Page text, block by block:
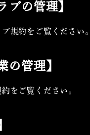
ブの管理】
規約をご覧ください。
の管理】
をご覧ください。